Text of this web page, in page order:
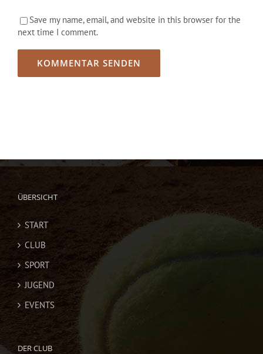
Save my name, email, and website in this browser for the
next time I comment.
ÜBERSICHT
START
CLUB
SPORT
JUGEND
EVENTS
DER CLUB